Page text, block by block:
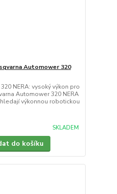
Automower 320
NERA: vysoký výkon pro
Automower 320 NERA
výkonnou robotickou
SKLADEM
do košíku